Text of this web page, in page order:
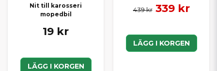
Nit till karosseri
mopedbil
19 kr
LÄGG I KORGEN
439 kr 339 kr
LÄGG I KORGEN